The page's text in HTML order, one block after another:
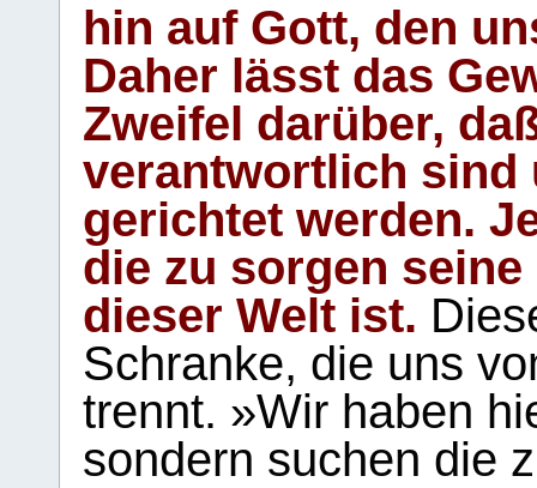
hin auf Gott, den
Daher lässt das
Zweifel darüber,
verantwortlich sind
gerichtet werden.
die zu sorgen
dieser Welt ist.
Schranke, die uns
trennt. »Wir haben
sondern suchen die